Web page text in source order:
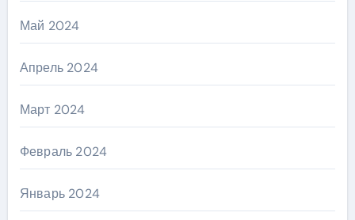
Май 2024
Апрель 2024
Март 2024
Февраль 2024
Январь 2024